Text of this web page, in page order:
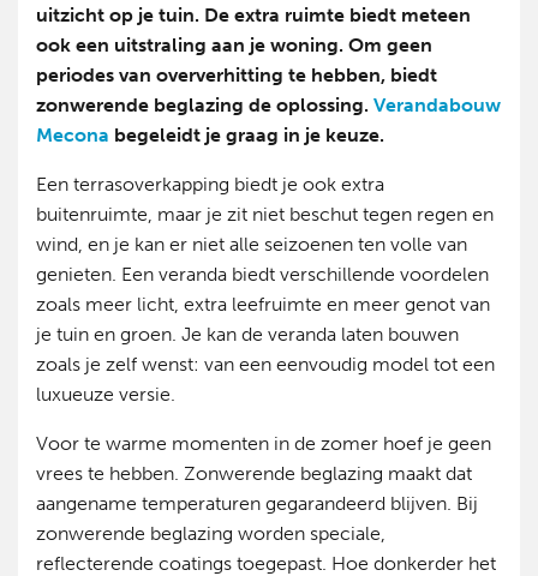
uitzicht op je tuin. De extra ruimte biedt meteen
ook een uitstraling aan je woning. Om geen
periodes van oververhitting te hebben, biedt
zonwerende beglazing de oplossing. Verandabouw
Mecona begeleidt je graag in je keuze.
Een terrasoverkapping biedt je ook extra
buitenruimte, maar je zit niet beschut tegen regen en
wind, en je kan er niet alle seizoenen ten volle van
genieten. Een veranda biedt verschillende voordelen
zoals meer licht, extra leefruimte en meer genot van
je tuin en groen. Je kan de veranda laten bouwen
zoals je zelf wenst: van een eenvoudig model tot een
luxueuze versie.
Voor te warme momenten in de zomer hoef je geen
vrees te hebben. Zonwerende beglazing maakt dat
aangename temperaturen gegarandeerd blijven. Bij
zonwerende beglazing worden speciale,
reflecterende coatings toegepast. Hoe donkerder het